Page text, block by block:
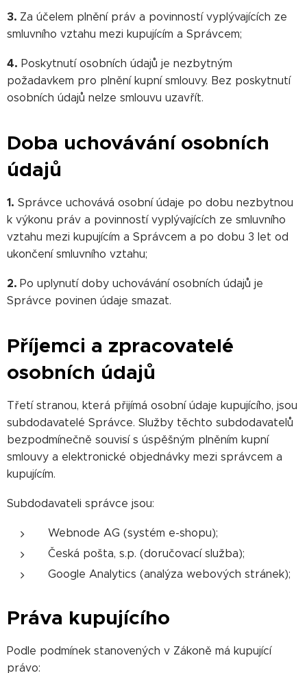
3. Za účelem plnění práv a povinností vyplývajících ze
smluvního vztahu mezi kupujícím a Správcem;
4. Poskytnutí osobních údajů je nezbytným
požadavkem pro plnění kupní smlouvy. Bez poskytnutí
osobních údajů nelze smlouvu uzavřít.
Doba uchovávání osobních
údajů
1. Správce uchovává osobní údaje po dobu nezbytnou
k výkonu práv a povinností vyplývajících ze smluvního
vztahu mezi kupujícím a Správcem a po dobu 3 let od
ukončení smluvního vztahu;
2. Po uplynutí doby uchovávání osobních údajů je
Správce povinen údaje smazat.
Příjemci a zpracovatelé
osobních údajů
Třetí stranou, která přijímá osobní údaje kupujícího, jsou
subdodavatelé Správce. Služby těchto subdodavatelů
bezpodmínečně souvisí s úspěšným plněním kupní
smlouvy a elektronické objednávky mezi správcem a
kupujícím.
Subdodavateli správce jsou:
Webnode AG (systém e-shopu);
Česká pošta, s.p. (doručovací služba);
Google Analytics (analýza webových stránek);
Práva kupujícího
Podle podmínek stanovených v Zákoně má kupující
právo: